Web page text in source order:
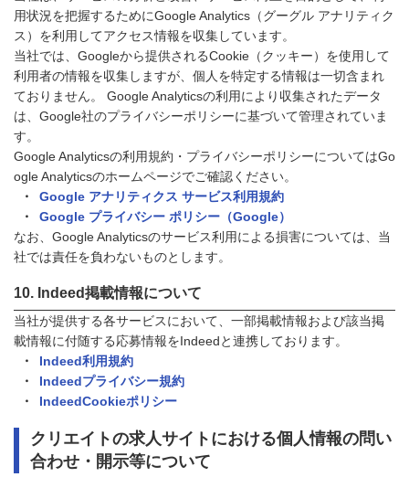
用状況を把握するためにGoogle Analytics（グーグル アナリティク
ス）を利用してアクセス情報を収集しています。
当社では、Googleから提供されるCookie（クッキー）を使用して
利用者の情報を収集しますが、個人を特定する情報は一切含まれ
ておりません。 Google Analyticsの利用により収集されたデータ
は、Google社のプライバシーポリシーに基づいて管理されていま
す。
Google Analyticsの利用規約・プライバシーポリシーについてはGo
ogle Analyticsのホームページでご確認ください。
Google アナリティクス サービス利用規約
Google プライバシー ポリシー（Google）
なお、Google Analyticsのサービス利用による損害については、当
社では責任を負わないものとします。
Indeed掲載情報について
当社が提供する各サービスにおいて、一部掲載情報および該当掲
載情報に付随する応募情報をIndeedと連携しております。
Indeed利用規約
Indeedプライバシー規約
IndeedCookieポリシー
クリエイトの求人サイトにおける個人情報の問い
合わせ・開示等について